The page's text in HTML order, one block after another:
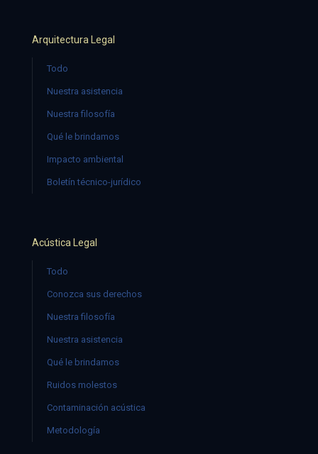
Arquitectura Legal
Todo
Nuestra asistencia
Nuestra filosofía
Qué le brindamos
Impacto ambiental
Boletín técnico-jurídico
Acústica Legal
Todo
Conozca sus derechos
Nuestra filosofía
Nuestra asistencia
Qué le brindamos
Ruidos molestos
Contaminación acústica
Metodología